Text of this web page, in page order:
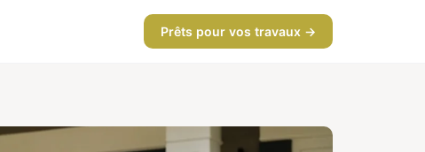
Prêts pour vos travaux →